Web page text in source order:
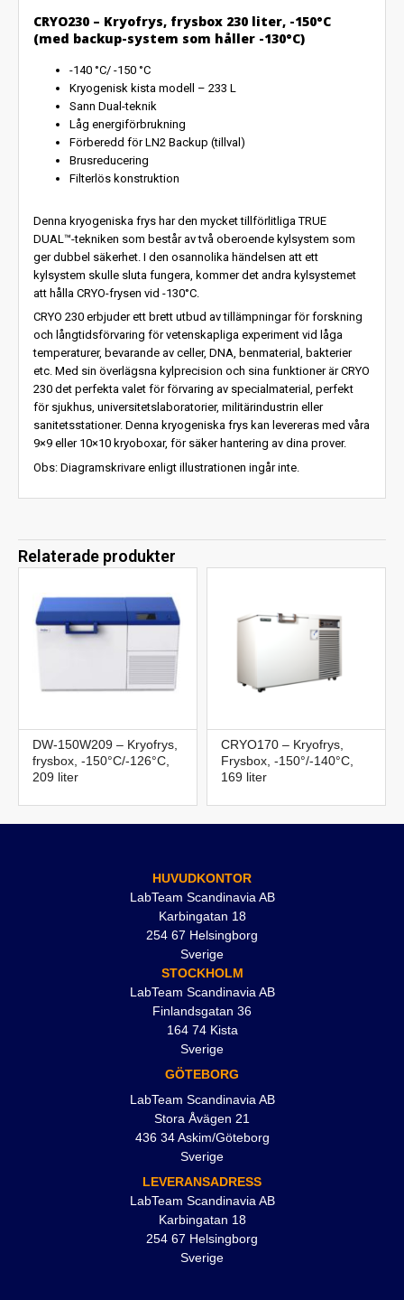
CRYO230 – Kryofrys, frysbox 230 liter, -150°C
(med backup-system som håller -130°C)
-140 °C/ -150 °C
Kryogenisk kista modell – 233 L
Sann Dual-teknik
Låg energiförbrukning
Förberedd för LN2 Backup (tillval)
Brusreducering
Filterlös konstruktion
Denna kryogeniska frys har den mycket tillförlitliga TRUE
DUAL™-tekniken som består av två oberoende kylsystem som
ger dubbel säkerhet. I den osannolika händelsen att ett
kylsystem skulle sluta fungera, kommer det andra kylsystemet
att hålla CRYO-frysen vid -130°C.
CRYO 230 erbjuder ett brett utbud av tillämpningar för forskning
och långtidsförvaring för vetenskapliga experiment vid låga
temperaturer, bevarande av celler, DNA, benmaterial, bakterier
etc. Med sin överlägsna kylprecision och sina funktioner är CRYO
230 det perfekta valet för förvaring av specialmaterial, perfekt
för sjukhus, universitetslaboratorier, militärindustrin eller
sanitetsstationer. Denna kryogeniska frys kan levereras med våra
9×9 eller 10×10 kryoboxar, för säker hantering av dina prover.
Obs: Diagramskrivare enligt illustrationen ingår inte.
Relaterade produkter
DW-150W209 – Kryofrys,
frysbox, -150°C/-126°C,
209 liter
CRYO170 – Kryofrys,
Frysbox, -150°/-140°C,
169 liter
HUVUDKONTOR
LabTeam Scandinavia AB
Karbingatan 18
254 67 Helsingborg
Sverige
STOCKHOLM
LabTeam Scandinavia AB
Finlandsgatan 36
164 74 Kista
Sverige
GÖTEBORG
LabTeam Scandinavia AB
Stora Åvägen 21
436 34 Askim/Göteborg
Sverige
LEVERANSADRESS
LabTeam Scandinavia AB
Karbingatan 18
254 67 Helsingborg
Sverige